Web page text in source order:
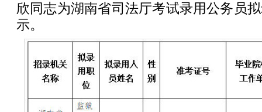
欣同志为湖南省司法厅考试录用公务员
示。